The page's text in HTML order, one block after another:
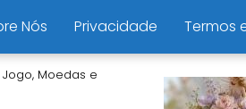
Nós Privacidade Termos
Moedas e